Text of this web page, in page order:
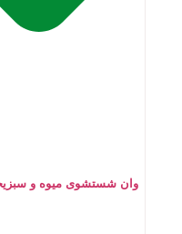
وان شستشوی میوه و